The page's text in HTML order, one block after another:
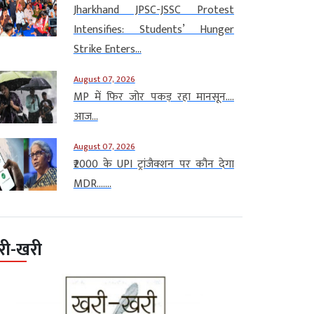
Jharkhand JPSC-JSSC Protest
Intensifies: Students’ Hunger
Strike Enters...
August 07, 2026
MP में फिर जोर पकड़ रहा मानसून….
आज...
August 07, 2026
₹2000 के UPI ट्रांजैक्शन पर कौन देगा
MDR…....
खरी